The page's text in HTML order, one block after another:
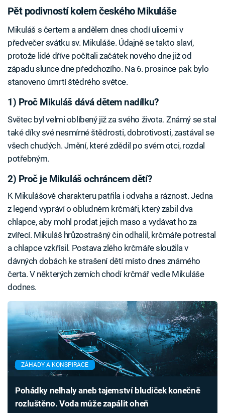
Pět podivností kolem českého Mikuláše
Mikuláš s čertem a andělem dnes chodí ulicemi v
předvečer svátku sv. Mikuláše. Údajně se takto slaví,
protože lidé dříve počítali začátek nového dne již od
západu slunce dne předchozího. Na 6. prosince pak bylo
stanoveno úmrtí štědrého světce.
1) Proč Mikuláš dává dětem nadílku?
Světec byl velmi oblíbený již za svého života. Známý se stal
také díky své nesmírné štědrosti, dobrotivosti, zastával se
všech chudých. Jmění, které zdědil po svém otci, rozdal
potřebným.
2) Proč je Mikuláš ochráncem dětí?
K Mikulášově charakteru patřila i odvaha a ráznost. Jedna
z legend vypráví o obludném krčmáři, který zabil dva
chlapce, aby mohl prodat jejich maso a vydávat ho za
zvířecí. Mikuláš hrůzostrašný čin odhalil, krčmáře potrestal
a chlapce vzkřísil. Postava zlého krčmáře sloužila v
dávných dobách ke strašení dětí místo dnes známého
čerta. V některých zemích chodí krčmář vedle Mikuláše
dodnes.
ZÁHADY A KONSPIRACE
Pohádky nelhaly aneb tajemství bludiček konečně
rozluštěno. Voda může zapálit oheň